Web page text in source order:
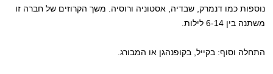
נוספות כמו דנמרק, שבדיה, אסטוניה ורוסיה. משך הקרוזים של חברה זו
משתנה בין 6-14 לילות.
התחלה וסוף: בקייל, בקופנהגן או המבורג.